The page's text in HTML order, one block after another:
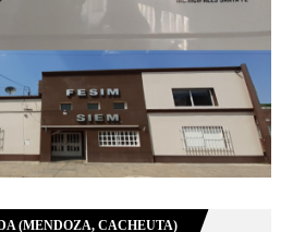
(MENDOZA, CACHEUTA)